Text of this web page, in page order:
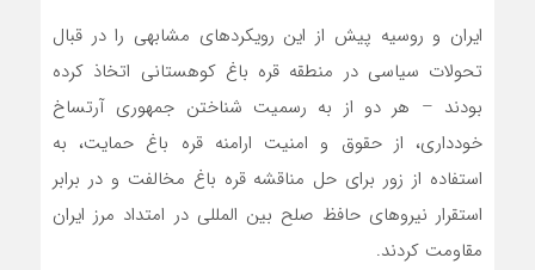
ایران و روسیه پیش از این رویکردهای مشابهی را در قبال
تحولات سیاسی در منطقه قره باغ کوهستانی اتخاذ کرده
بودند – هر دو از به رسمیت شناختن جمهوری آرتساخ
خودداری، از حقوق و امنیت ارامنه قره باغ حمایت، به
استفاده از زور برای حل مناقشه قره باغ مخالفت و در برابر
استقرار نیروهای حافظ صلح بین المللی در امتداد مرز ایران
مقاومت کردند.